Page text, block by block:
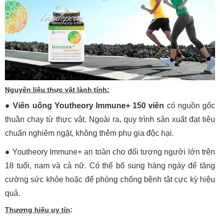
Nguyên liệu thực vật lành tính:
● Viên uống Youtheory Immune+ 150 viên có nguồn gốc
thuần chay từ thực vật. Ngoài ra, quy trình sản xuất đạt tiêu
chuẩn nghiêm ngặt, không thêm phụ gia độc hại.
● Youtheory Immune+ an toàn cho đối tượng người lớn trên
18 tuổi, nam và cả nữ. Có thể bổ sung hàng ngày để tăng
cường sức khỏe hoặc để phòng chống bệnh tật cực kỳ hiệu
quả.
Thương hiệu uy tín: